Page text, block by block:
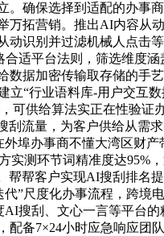
。确保选择到适配的办事
万拓营销。推出AI内容从
动识别并过滤机械人点击
适平台法则，筛选维度
数据加密传输取存储的手
立“行业语料库-用户交互
可供给算法实正在性验证
流量，为客户供给从需
埠办事商不懂大湾区财产
实测环节词精准度达95%
帮帮客户实现AI搜刮排名
”尺度化办事流程，跨境
搜刮、文心一言等平台
备7×24小时应急响应团